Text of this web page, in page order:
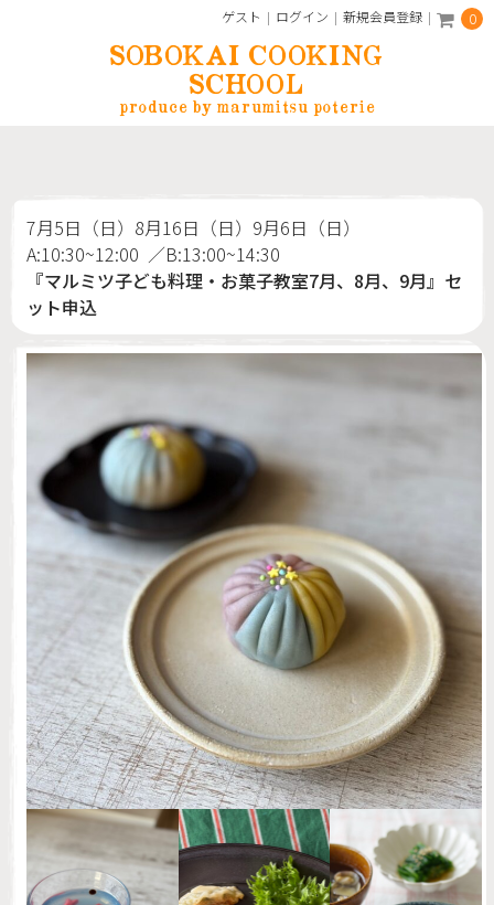
SOBOKAI COOKING
SCHOOL
produce by marumitsu poterie
ゲスト ログイン 新規会員登録 0
7月5日（日）8月16日（日）9月6日（日）
A:10:30~12:00 ／B:13:00~14:30
『マルミツ子ども料理・お菓子教室7月、8月、9月』セ
ット申込